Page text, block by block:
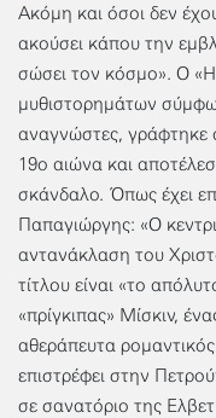
Ακόμη και όσοι δεν
ακούσει κάπου την
σώσει τον κόσμο». Ο
μυθιστορημάτων
αναγνώστες, γράφτηκε
19ο αιώνα και
σκάνδαλο. Όπως έχει
Παπαγιώργης: «Ο
αντανάκλαση του
τίτλου είναι «το
«πρίγκιπας» Μίσκιν,
αθεράπευτα
επιστρέφει στην
σε σανατόριο της